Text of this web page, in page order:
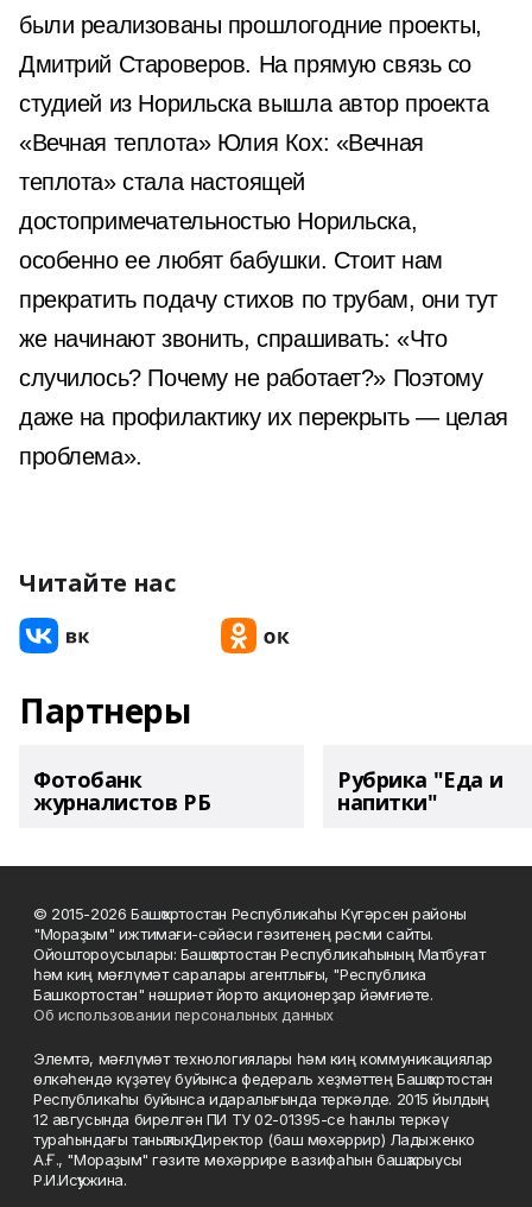
были реализованы прошлогодние проекты,
Дмитрий Староверов. На прямую связь со
студией из Норильска вышла автор проекта
«Вечная теплота» Юлия Кох: «Вечная
теплота» стала настоящей
достопримечательностью Норильска,
особенно ее любят бабушки. Стоит нам
прекратить подачу стихов по трубам, они тут
же начинают звонить, спрашивать: «Что
случилось? Почему не работает?» Поэтому
даже на профилактику их перекрыть — целая
проблема».
Читайте нас
Партнеры
Фотобанк
журналистов РБ
Рубрика "Еда и
напитки"
© 2015-2026 Башҡортостан Республикаһы Күгәрсен районы
"Мораҙым" ижтимағи-сәйәси гәзитенең рәсми сайты.
Ойоштороусылары: Башҡортостан Республикаһының Матбуғат
һәм киң мәғлүмәт саралары агентлығы, "Республика
Башкортостан" нәшриәт йорто акционерҙар йәмғиәте.
Об использовании персональных данных
Элемтә, мәғлүмәт технологиялары һәм киң коммуникациялар
өлкәһендә күҙәтеү буйынса федераль хеҙмәттең Башҡортостан
Республикаһы буйынса идаралығында теркәлде. 2015 йылдың
12 авгусында бирелгән ПИ ТУ 02-01395-се һанлы теркәү
тураһындағы таныҡлыҡ. Директор (баш мөхәррир) Ладыженко
А.Ғ., "Мораҙым" гәзите мөхәррире вазифаһын башҡарыусы
Р.И.Исҡужина.